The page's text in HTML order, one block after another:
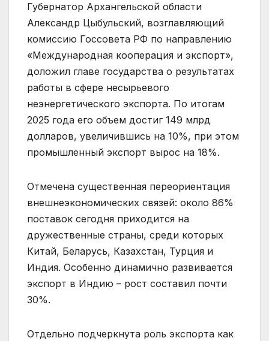
Губернатор Архангельской области
Александр Цыбульский, возглавляющий
комиссию Госсовета РФ по направлению
«Международная кооперация и экспорт»,
доложил главе государства о результатах
работы в сфере несырьевого
неэнергетического экспорта. По итогам
2025 года его объем достиг 149 млрд
долларов, увеличившись на 10%, при этом
промышленный экспорт вырос на 18%.
Отмечена существенная переориентация
внешнеэкономических связей: около 86%
поставок сегодня приходится на
дружественные страны, среди которых
Китай, Беларусь, Казахстан, Турция и
Индия. Особенно динамично развивается
экспорт в Индию – рост составил почти
30%.
Отдельно подчеркнута роль экспорта как